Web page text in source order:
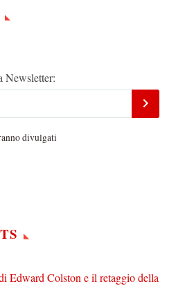
Newsletter:
divulgati
Edward Colston e il retaggio della